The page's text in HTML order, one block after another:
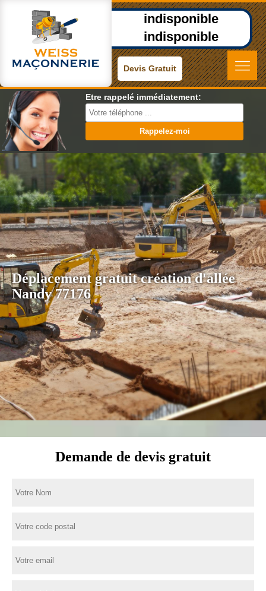
indisponible
indisponible
Devis Gratuit
Etre rappelé immédiatement:
Déplacement gratuit création d'allée
Nandy 77176
Demande de devis gratuit